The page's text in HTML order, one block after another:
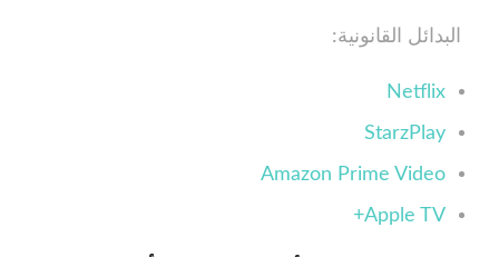
البدائل القانونية:
Netflix
StarzPlay
Amazon Prime Video
Apple TV+